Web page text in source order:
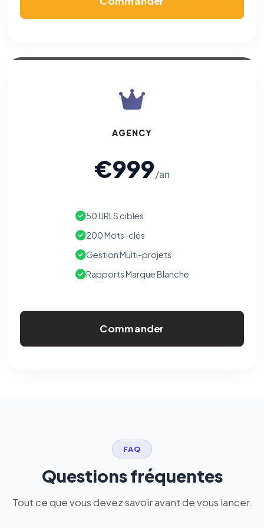
AGENCY
€999/an
50 URLS cibles
200 Mots-clés
Gestion Multi-projets
Rapports Marque Blanche
Commander
FAQ
Questions fréquentes
Tout ce que vous devez savoir avant de vous lancer.